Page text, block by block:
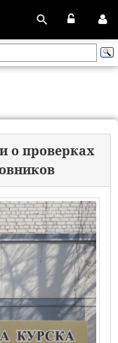
о проверках